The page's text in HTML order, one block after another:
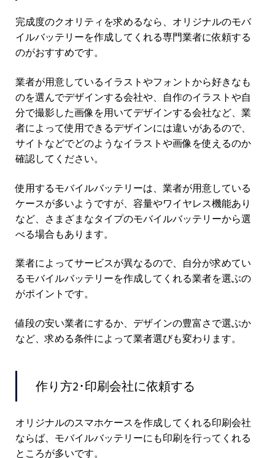
完成度のクオリティを求めるなら、オリジナルのモバ
イルバッテリーを作成してくれる専門業者に依頼する
のがおすすめです。
業者が用意しているイラストやフォントから好きなも
のを選んでデザインする会社や、自作のイラストや自
分で撮影した画像を用いてデザインする会社など、業
者によって使用できるデザインには違いがあるので、
サイトなどでどのようなイラストや画像を使えるのか
確認してください。
使用するモバイルバッテリーは、業者が用意している
ケースが多いようですが、容量やワイヤレス機能あり
など、さまざまなタイプのモバイルバッテリーから選
べる場合もあります。
業者によってサービスが異なるので、自分が求めてい
るモバイルバッテリーを作成してくれる業者を選ぶの
がポイントです。
値段の安い業者にするか、デザインの豊富さで選ぶか
など、求める条件によって業者選びも変わります。
作り方2･印刷会社に依頼する
オリジナルのスマホケースを作成してくれる印刷会社
ならば、モバイルバッテリーにも印刷を行ってくれる
ところが多いです。